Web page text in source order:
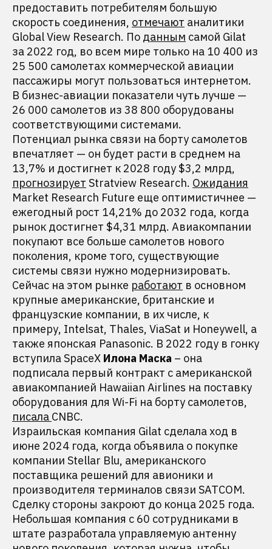
предоставить потребителям большую
скорость соединения, отмечают аналитики
Global View Research. По данным самой Gilat
за 2022 год, во всем мире только на 10 400 из
25 500 самолетах коммерческой авиации
пассажиры могут пользоваться интернетом.
В бизнес-авиации показатели чуть лучше —
26 000 самолетов из 38 800 оборудованы
соответствующими системами.
Потенциал рынка связи на борту самолетов
впечатляет — он будет расти в среднем на
13,7% и достигнет к 2028 году $3,2 млрд,
прогнозирует Stratview Research. Ожидания
Market Research Future еще оптимистичнее —
ежегодный рост 14,21% до 2032 года, когда
рынок достигнет $4,31 млрд. Авиакомпании
покупают все больше самолетов нового
поколения, кроме того, существующие
системы связи нужно модернизировать.
Сейчас на этом рынке работают в основном
крупные американские, британские и
французские компании, в их числе, к
примеру, Intelsat, Thales, ViaSat и Honeywell, а
также японская Panasonic. В 2022 году в гонку
вступила SpaceX Илона Маска – она
подписала первый контракт с американской
авиакомпанией Hawaiian Airlines на поставку
оборудования для Wi-Fi на борту самолетов,
писала CNBC.
Израильская компания Gilat сделала ход в
июне 2024 года, когда объявила о покупке
компании Stellar Blu, американского
поставщика решений для авионики и
производителя терминалов связи SATCOM.
Сделку стороны закроют до конца 2025 года.
Небольшая компания с 60 сотрудниками в
штате разработала управляемую антенну